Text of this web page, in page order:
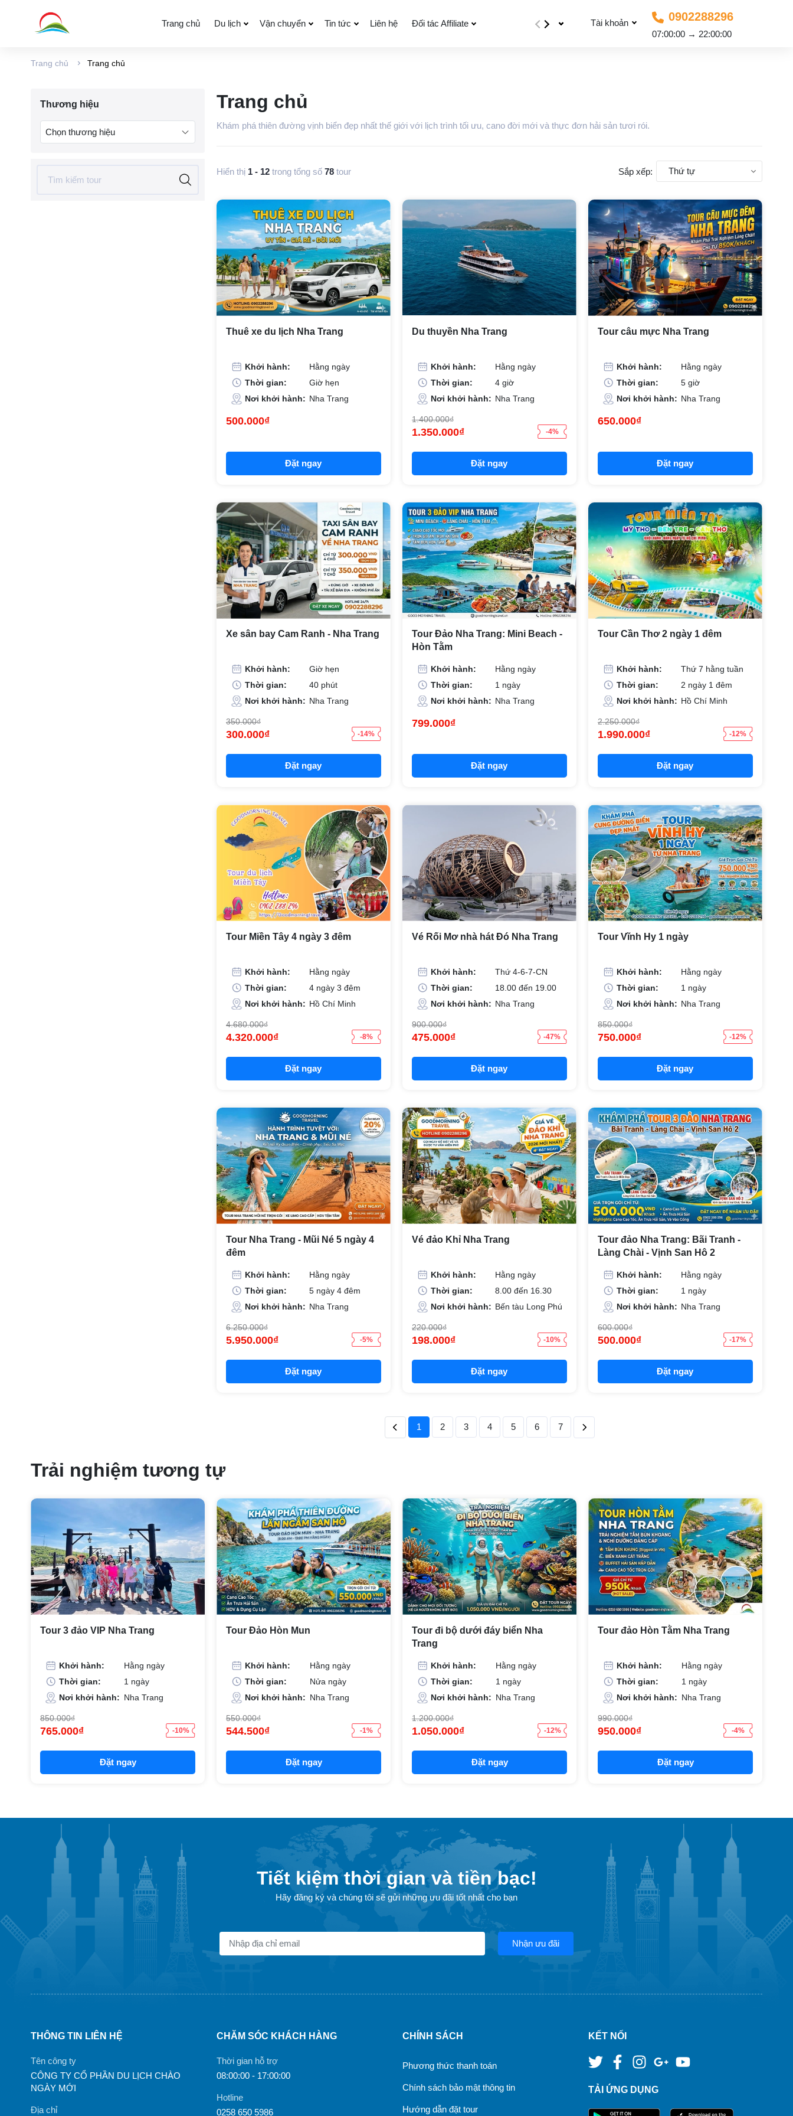
Trang chủ Du lịch Vận chuyển Tin tức Liên hệ Đối tác Affiliate Tài khoản 0902288296
07:00:00 → 22:00:00
Trang chủ Trang chủ
Thương hiệu
Chọn thương hiệu
Trang chủ
Khám phá thiên đường vịnh biển đẹp nhất thế giới với lịch trình tối ưu, cano đời mới và thực đơn hải sản tươi rói.
Hiển thị 1 - 12 trong tổng số 78 tour Sắp xếp: Thứ tự
Thuê xe du lịch Nha Trang
Khởi hành:
Hằng ngày
Thời gian:
Giờ hẹn
Nơi khởi hành: Nha Trang
500.000₫
Đặt ngay
Du thuyền Nha Trang
Khởi hành:
Hằng ngày
Thời gian:
4 giờ
Nơi khởi hành: Nha Trang
1.400.000₫
1.350.000₫ -4%
Đặt ngay
Tour câu mực Nha Trang
Khởi hành:
Hằng ngày
Thời gian:
5 giờ
Nơi khởi hành: Nha Trang
650.000₫
Đặt ngay
Xe sân bay Cam Ranh - Nha Trang
Khởi hành:
Giờ hẹn
Thời gian:
40 phút
Nơi khởi hành: Nha Trang
350.000₫
300.000₫ -14%
Đặt ngay
Tour Đảo Nha Trang: Mini Beach -
Hòn Tằm
Khởi hành:
Hằng ngày
Thời gian:
1 ngày
Nơi khởi hành: Nha Trang
799.000₫
Đặt ngay
Tour Cần Thơ 2 ngày 1 đêm
Khởi hành:
Thứ 7 hằng tuần
Thời gian:
2 ngày 1 đêm
Nơi khởi hành: Hồ Chí Minh
2.250.000₫
1.990.000₫ -12%
Đặt ngay
Tour Miền Tây 4 ngày 3 đêm
Khởi hành:
Hằng ngày
Thời gian:
4 ngày 3 đêm
Nơi khởi hành: Hồ Chí Minh
4.680.000₫
4.320.000₫ -8%
Đặt ngay
Vé Rối Mơ nhà hát Đó Nha Trang
Khởi hành:
Thứ 4-6-7-CN
Thời gian:
18.00 đến 19.00
Nơi khởi hành: Nha Trang
900.000₫
475.000₫ -47%
Đặt ngay
Tour Vĩnh Hy 1 ngày
Khởi hành:
Hằng ngày
Thời gian:
1 ngày
Nơi khởi hành: Nha Trang
850.000₫
750.000₫ -12%
Đặt ngay
Tour Nha Trang - Mũi Né 5 ngày 4
đêm
Khởi hành:
Hằng ngày
Thời gian:
5 ngày 4 đêm
Nơi khởi hành: Nha Trang
6.250.000₫
5.950.000₫ -5%
Đặt ngay
Vé đảo Khỉ Nha Trang
Khởi hành:
Hằng ngày
Thời gian:
8.00 đến 16.30
Nơi khởi hành: Bến tàu Long Phú
220.000₫
198.000₫ -10%
Đặt ngay
Tour đảo Nha Trang: Bãi Tranh -
Làng Chài - Vịnh San Hô 2
Khởi hành:
Hằng ngày
Thời gian:
1 ngày
Nơi khởi hành: Nha Trang
600.000₫
500.000₫ -17%
Đặt ngay
1 2 3 4 5 6 7
Trải nghiệm tương tự
Tour 3 đảo VIP Nha Trang
Khởi hành:
Hằng ngày
Thời gian:
1 ngày
Nơi khởi hành: Nha Trang
850.000₫
765.000₫ -10%
Đặt ngay
Tour Đảo Hòn Mun
Khởi hành:
Hằng ngày
Thời gian:
Nửa ngày
Nơi khởi hành: Nha Trang
550.000₫
544.500₫ -1%
Đặt ngay
Tour đi bộ dưới đáy biển Nha
Trang
Khởi hành:
Hằng ngày
Thời gian:
1 ngày
Nơi khởi hành: Nha Trang
1.200.000₫
1.050.000₫ -12%
Đặt ngay
Tour đảo Hòn Tằm Nha Trang
Khởi hành:
Hằng ngày
Thời gian:
1 ngày
Nơi khởi hành: Nha Trang
990.000₫
950.000₫ -4%
Đặt ngay
Tiết kiệm thời gian và tiền bạc!
Hãy đăng ký và chúng tôi sẽ gửi những ưu đãi tốt nhất cho bạn
Nhận ưu đãi
THÔNG TIN LIÊN HỆ
Tên công ty
CÔNG TY CỔ PHẦN DU LỊCH CHÀO
NGÀY MỚI
Địa chỉ
CHĂM SÓC KHÁCH HÀNG
Thời gian hỗ trợ
08:00:00 - 17:00:00
Hotline
0258 650 5986
CHÍNH SÁCH
Phương thức thanh toán
Chính sách bảo mật thông tin
Hướng dẫn đặt tour
KẾT NỐI
TẢI ỨNG DỤNG